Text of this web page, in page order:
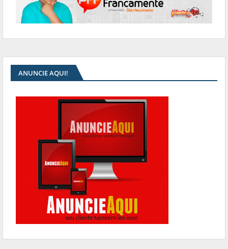
ANUNCIE AQUI!